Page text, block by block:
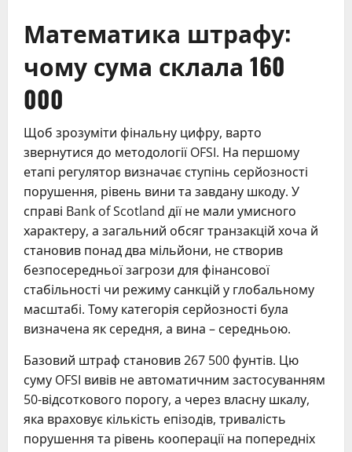
Математика штрафу:
чому сума склала 160
000
Щоб зрозуміти фінальну цифру, варто
звернутися до методології OFSI. На першому
етапі регулятор визначає ступінь серйозності
порушення, рівень вини та завдану шкоду. У
справі Bank of Scotland дії не мали умисного
характеру, а загальний обсяг транзакцій хоча й
становив понад два мільйони, не створив
безпосередньої загрози для фінансової
стабільності чи режиму санкцій у глобальному
масштабі. Тому категорія серйозності була
визначена як середня, а вина – середньою.
Базовий штраф становив 267 500 фунтів. Цю
суму OFSI вивів не автоматичним застосуванням
50-відсоткового порогу, а через власну шкалу,
яка враховує кількість епізодів, тривалість
порушення та рівень кооперації на попередніх